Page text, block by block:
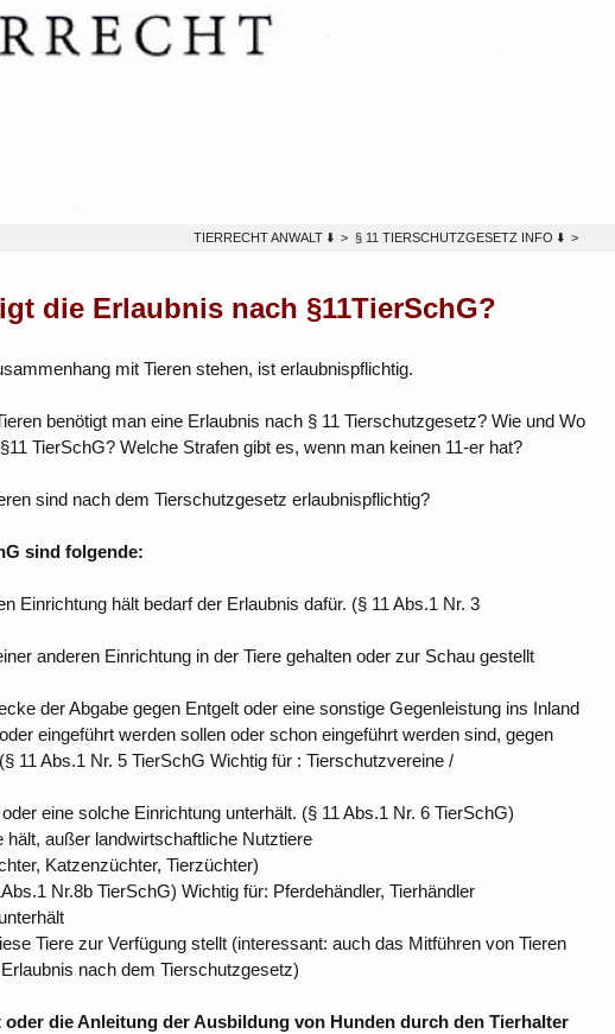
TIERRECHT ANWALT ⬇️ > § 11 TIERSCHUTZGESETZ INFO ⬇️ >
die Erlaubnis nach §11TierSchG?
mit Tieren stehen, ist erlaubnispflichtig.
benötigt man eine Erlaubnis nach § 11 Tierschutzgesetz? Wie und Wo
TierSchG? Welche Strafen gibt es, wenn man keinen 11-er hat?
sind nach dem Tierschutzgesetz erlaubnispflichtig?
sind folgende:
Einrichtung hält bedarf der Erlaubnis dafür. (§ 11 Abs.1 Nr. 3
anderen Einrichtung in der Tiere gehalten oder zur Schau gestellt
der Abgabe gegen Entgelt oder eine sonstige Gegenleistung ins Inland
eingeführt werden sollen oder schon eingeführt werden sind, gegen
11 Abs.1 Nr. 5 TierSchG Wichtig für : Tierschutzvereine /
eine solche Einrichtung unterhält. (§ 11 Abs.1 Nr. 6 TierSchG)
außer landwirtschaftliche Nutztiere
Katzenzüchter, Tierzüchter)
Nr.8b TierSchG) Wichtig für: Pferdehändler, Tierhändler
Tiere zur Verfügung stellt (interessant: auch das Mitführen von Tieren
nach dem Tierschutzgesetz)
die Anleitung der Ausbildung von Hunden durch den Tierhalter